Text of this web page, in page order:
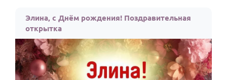
Элина, с Днём рождения! Поздравительная
открытка